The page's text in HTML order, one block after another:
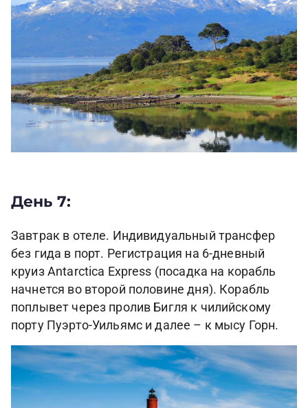
День 7:
Завтрак в отеле. Индивидуальный трансфер
без гида в порт. Регистрация на 6-дневный
круиз Antarctica Express (посадка на корабль
начнется во второй половине дня). Корабль
поплывет через пролив Бигля к чилийскому
порту Пуэрто-Уильямс и далее – к мысу Горн.